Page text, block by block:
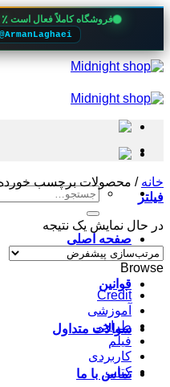
فروشگاه کاملاً فعال است
@ArmanLaghaei
Skip
to
جستجو
صفحه اصلی
قوانین
سوالات متداول
تماس با ما
خانه / محصولات برچسب خورده
فیلتر
در حال نمایش یک نتیجه
Browse
Credit
آموزشی
طراحی
فیلم
کاربردی
کتاب